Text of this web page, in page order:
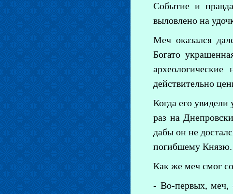
Событие и
выловлено на
Меч оказался
Богато
действительно
Когда его
раз на
дабы он не
погибшему Князю.
Как же меч смог
- Во-первых, меч,